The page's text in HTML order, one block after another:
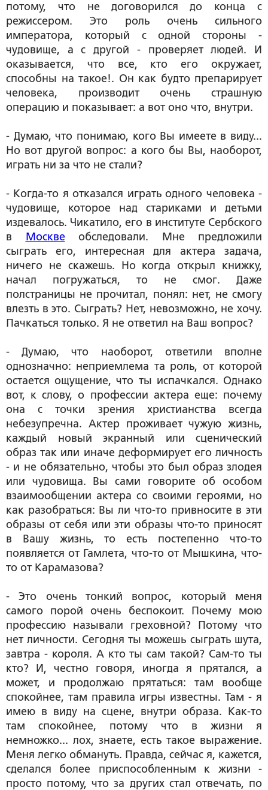
потому, что не договорился до конца с
режиссером. Это роль очень сильного
императора, который с одной стороны -
чудовище, а с другой - проверяет людей. И
оказывается, что все, кто его окружает,
способны на такое!. Он как будто препарирует
человека, производит очень страшную
операцию и показывает: а вот оно что, внутри.
- Думаю, что понимаю, кого Вы имеете в виду...
Но вот другой вопрос: а кого бы Вы, наоборот,
играть ни за что не стали?
- Когда-то я отказался играть одного человека -
чудовище, которое над стариками и детьми
издевалось. Чикатило, его в институте Сербского
в
Москвеобследовали. Мне предложили
сыграть его, интересная для актера задача,
ничего не скажешь. Но когда открыл книжку,
начал погружаться, то не смог. Даже
полстраницы не прочитал, понял: нет, не смогу
влезть в это. Сыграть? Нет, невозможно, не хочу.
Пачкаться только. Я не ответил на Ваш вопрос?
- Думаю, что наоборот, ответили вполне
однозначно: неприемлема та роль, от которой
остается ощущение, что ты испачкался. Однако
вот, к слову, о профессии актера еще: почему
она с точки зрения христианства всегда
небезупречна. Актер проживает чужую жизнь,
каждый новый экранный или сценический
образ так или иначе деформирует его личность
- и не обязательно, чтобы это был образ злодея
или чудовища. Вы сами говорите об особом
взаимообщении актера со своими героями, но
как разобраться: Вы ли что-то привносите в эти
образы от себя или эти образы что-то приносят
в Вашу жизнь, то есть постепенно что-то
появляется от Гамлета, что-то от Мышкина, что-
то от Карамазова?
- Это очень тонкий вопрос, который меня
самого порой очень беспокоит. Почему мою
профессию называли греховной? Потому что
нет личности. Сегодня ты можешь сыграть шута,
завтра - короля. А кто ты сам такой? Сам-то ты
кто? И, честно говоря, иногда я прятался, а
может, и продолжаю прятаться: там вообще
спокойнее, там правила игры известны. Там - я
имею в виду на сцене, внутри образа. Как-то
там спокойнее, потому что в жизни я
немножко... лох, знаете, есть такое выражение.
Меня легко обмануть. Правда, сейчас я, кажется,
сделался более приспособленным к жизни -
просто потому, что за других стал отвечать, по